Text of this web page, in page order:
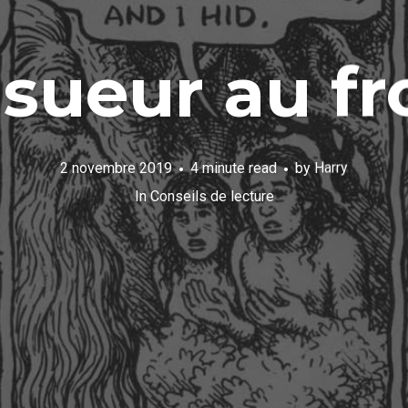
au
2 novembre 2019 4 minute read byHarry
InConseils de lecture